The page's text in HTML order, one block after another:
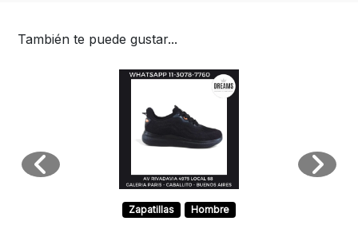
También te puede gustar...
Zapatillas Hombre